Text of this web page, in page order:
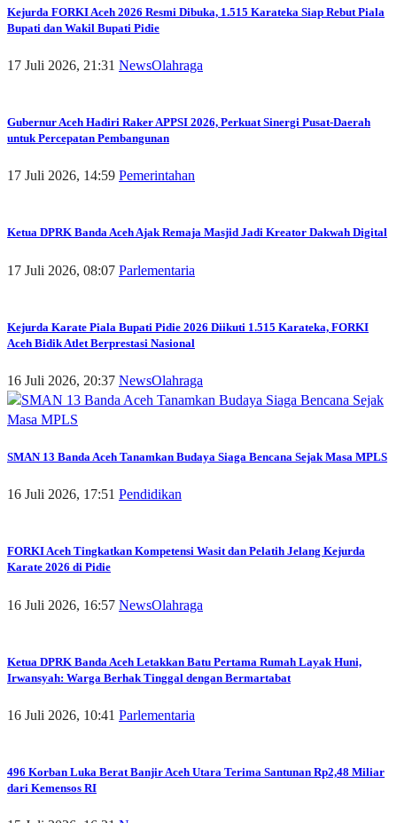
Kejurda FORKI Aceh 2026 Resmi Dibuka, 1.515 Karateka Siap Rebut Piala
Bupati dan Wakil Bupati Pidie
17 Juli 2026, 21:31 NewsOlahraga
Gubernur Aceh Hadiri Raker APPSI 2026, Perkuat Sinergi Pusat-Daerah
untuk Percepatan Pembangunan
17 Juli 2026, 14:59 Pemerintahan
Ketua DPRK Banda Aceh Ajak Remaja Masjid Jadi Kreator Dakwah Digital
17 Juli 2026, 08:07 Parlementaria
Kejurda Karate Piala Bupati Pidie 2026 Diikuti 1.515 Karateka, FORKI
Aceh Bidik Atlet Berprestasi Nasional
16 Juli 2026, 20:37 NewsOlahraga
SMAN 13 Banda Aceh Tanamkan Budaya Siaga Bencana Sejak Masa MPLS
16 Juli 2026, 17:51 Pendidikan
FORKI Aceh Tingkatkan Kompetensi Wasit dan Pelatih Jelang Kejurda
Karate 2026 di Pidie
16 Juli 2026, 16:57 NewsOlahraga
Ketua DPRK Banda Aceh Letakkan Batu Pertama Rumah Layak Huni,
Irwansyah: Warga Berhak Tinggal dengan Bermartabat
16 Juli 2026, 10:41 Parlementaria
496 Korban Luka Berat Banjir Aceh Utara Terima Santunan Rp2,48 Miliar
dari Kemensos RI